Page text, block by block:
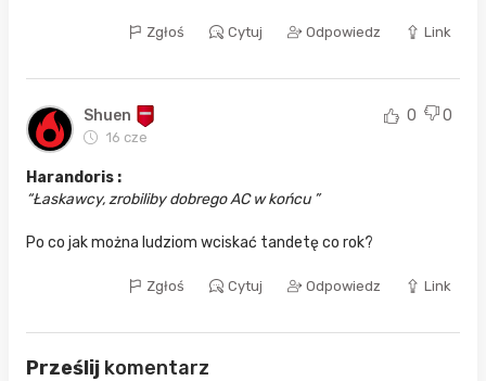
Zgłoś Cytuj Odpowiedz Link
Shuen
16 cze
0 0
Harandoris :
Łaskawcy, zrobiliby dobrego AC w końcu
Po co jak można ludziom wciskać tandetę co rok?
Zgłoś Cytuj Odpowiedz Link
Prześlij komentarz